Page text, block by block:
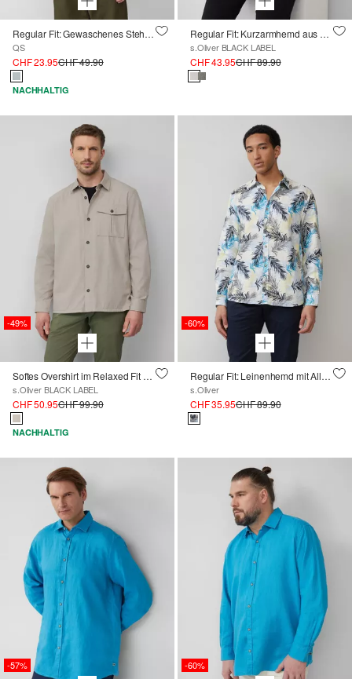
Regular Fit: Gewaschenes Stehkragenhemd mit Logo-Stickerei
QS
CHF 23.95CHF 49.90
NACHHALTIG
Regular Fit: Kurzarmhemd aus Leinenmix
s.Oliver BLACK LABEL
CHF 43.95CHF 89.90
-49%
Softes Overshirt im Relaxed Fit mit Eingrifftaschen
s.Oliver BLACK LABEL
CHF 50.95CHF 99.90
NACHHALTIG
-60%
Regular Fit: Leinenhemd mit All-over-Print
s.Oliver
CHF 35.95CHF 89.90
-57% -60%